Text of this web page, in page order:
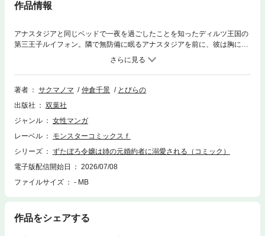
作品情報
アナスタジアと同じベッドで一夜を過ごしたことを知ったディルツ王国の
第三王子ルイフォン。隣で無防備に眠るアナスタジアを前に、彼は胸に秘
めていた思いを自覚していく。しかし王太子ライオネルが、親友のキュロ
スとその婚約者マリーを引き裂こうとしていることを知り、ルイフォンは
アナスタジアのもとを去ることに。自らの恋心を押し込めて、生涯ミレー
ヌと共に生きることを選ぶのだが――。互いに惹かれ合いながらも結ばれ
大人気作、第11弾！
著者 サクマノマ 仲倉千景
とびらの
出版社
双葉社
ジャンル
女性マンガ
レーベル
モンスターコミックスｆ
シリーズ
ずたぼろ令嬢は姉の元婚約者に溺愛される（コミック）
電子版配信開始日
2026/07/08
ファイルサイズ
- MB
作品をシェアする